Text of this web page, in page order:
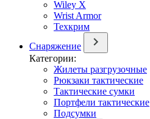
Wiley X
Wrist Armor
Техкрим
Снаряжение
Категории:
Жилеты разгрузочные
Рюкзаки тактические
Тактические сумки
Портфели тактические
Подсумки